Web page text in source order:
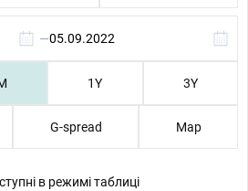
—
1Y 3Y
G-spread Map
в режимі таблиці